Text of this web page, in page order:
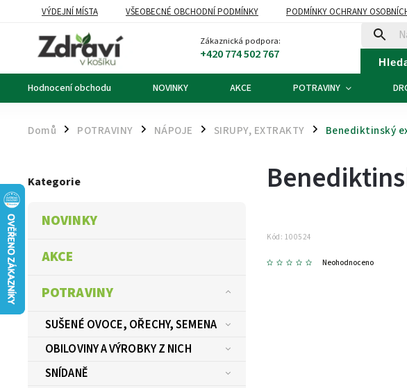
VÝDEJNÍ MÍSTA VŠEOBECNÉ OBCHODNÍ PODMÍNKY PODMÍNKY OCHRANY
OZNÁMENÍ O ODSTOUPENÍ OD KUPNÍ SMLOUVY
KONTAKTY
Zákaznická podpora:
+420 774 502 767
Hodnocení obchodu NOVINKY AKCE POTRAVINY
Domů / POTRAVINY / NÁPOJE / SIRUPY, EXTRAKTY / Benediktinský
Kategorie
NOVINKY
AKCE
POTRAVINY
SUŠENÉ OVOCE, OŘECHY, SEMENA
OBILOVINY A VÝROBKY Z NICH
SNÍDANĚ
Kód: 100524
Neohodnoceno